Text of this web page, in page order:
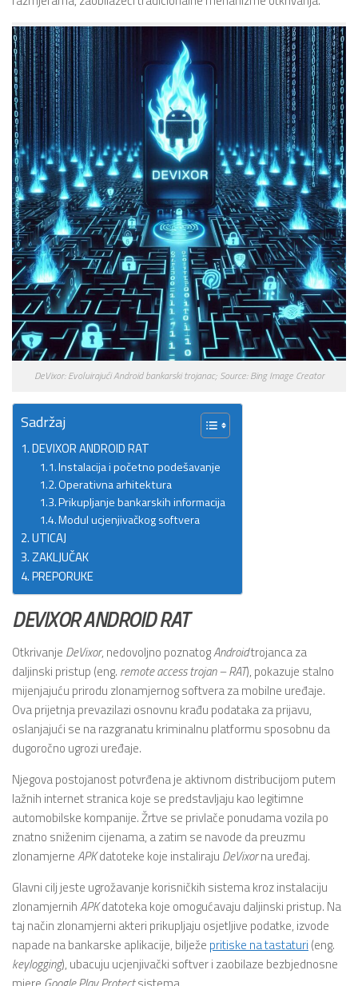
DeVixor: Evoluirajući Android bankarski trojanac; Source: Bing Image Creator
Sadržaj
DEVIXOR ANDROID RAT
Instalacija i početno podešavanje
Operativna arhitektura
Prikupljanje bankarskih informacija
Modul ucjenjivačkog softvera
UTICAJ
ZAKLJUČAK
PREPORUKE
DEVIXORANDROIDRAT
Otkrivanje DeVixor, nedovoljno poznatogAndroidtrojanca za
daljinski pristup (eng. remote access trojan – RAT), pokazuje stalno
mijenjajuću prirodu zlonamjernog softvera za mobilne uređaje.
Ova prijetnja prevazilazi osnovnu krađu podataka za prijavu,
oslanjajući se na razgranatu kriminalnu platformu sposobnu da
dugoročno ugrozi uređaje.
Njegova postojanost potvrđena je aktivnom distribucijom putem
lažnih internet stranica koje se predstavljaju kao legitimne
automobilske kompanije. Žrtve se privlače ponudama vozila po
znatno sniženim cijenama, a zatim se navode da preuzmu
zlonamjerneAPKdatoteke koje instaliraju DeVixorna uređaj.
Glavni cilj jeste ugrožavanje korisničkih sistema kroz instalaciju
zlonamjernihAPKdatoteka koje omogućavaju daljinski pristup. Na
taj način zlonamjerni akteri prikupljaju osjetljive podatke, izvode
napade na bankarske aplikacije, bilježe pritiske na tastaturi (eng.
keylogging), ubacuju ucjenjivački softver i zaobilaze bezbjednosne